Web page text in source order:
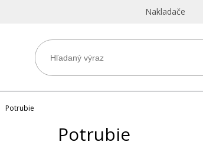
Nakladače
Potrubie
Potrubie